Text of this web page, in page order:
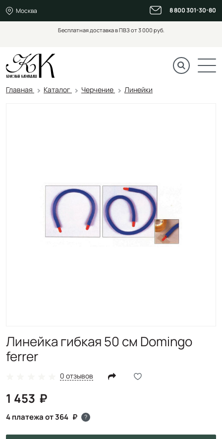
Москва 8 800 301-30-80
Бесплатная доставка в ПВЗ от 3 000 руб.
Главная Каталог Черчение Линейки
Линейка гибкая 50 см Domingo
ferrer
0 отзывов
1 453
4 платежа от 364 ?